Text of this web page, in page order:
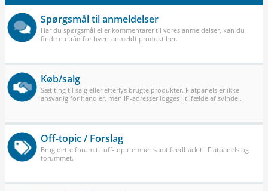
Spørgsmål til anmeldelser
Har du spørgsmål eller kommentarer til vores anmeldelser, kan du
finde en tråd for hvert anmeldt produkt her.
Køb/salg
Sæt ting til salg eller efterlys brugte produkter. Flatpanels er ikke
ansvarlig for handler, men IP-adresser logges i tilfælde af svindel.
Off-topic / Forslag
Brug dette forum til off-topic emner samt feedback til Flatpanels og
forummet.